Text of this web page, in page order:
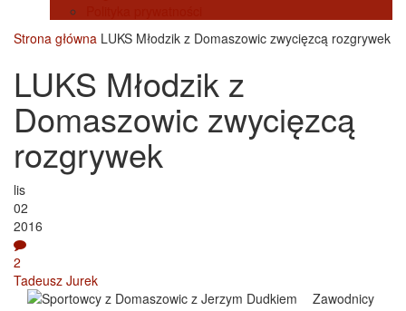
Strona główna LUKS Młodzik z Domaszowic zwycięzcą rozgrywek
LUKS Młodzik z
Domaszowic zwycięzcą
rozgrywek
lis
02
2016
2
Tadeusz Jurek
Zawodnicy